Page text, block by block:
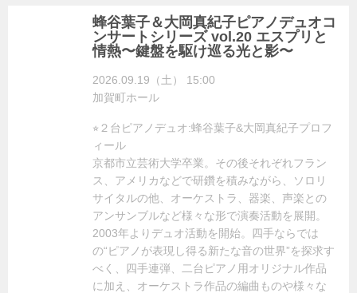
蜂谷葉子＆大岡真紀子ピアノデュオコ
ンサートシリーズ vol.20 エスプリと
情熱〜鍵盤を駆け巡る光と影〜
2026.09.19（土） 15:00
加賀町ホール
⭐︎２台ピアノデュオ:蜂谷葉子&大岡真紀子プロフ
ィール
京都市立芸術大学卒業。その後それぞれフラン
ス、アメリカなどで研鑽を積みながら、ソロリ
サイタルの他、オーケストラ、器楽、声楽との
アンサンブルなど様々な形で演奏活動を展開。
2003年よりデュオ活動を開始。四手ならでは
の“ピアノが表現し得る新たな音の世界”を探求す
べく、四手連弾、二台ピアノ用オリジナル作品
に加え、オーケストラ作品の編曲ものや様々な